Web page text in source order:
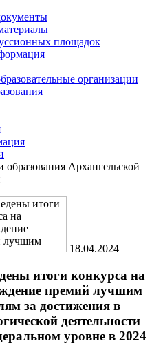
площадок
организации
образования Архангельской
18.04.2024
итоги конкурса на
премий лучшим
за достижения в
деятельности
уровне в 2024